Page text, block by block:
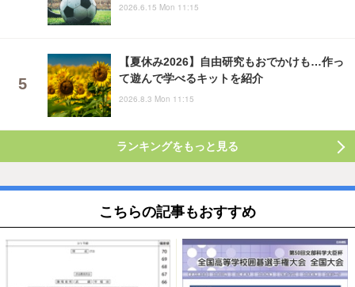
2026.6.15 Mon 11:15
【夏休み2026】自由研究もおでかけも…作っ
て遊んで学べるキットを紹介
2026.8.3 Mon 11:15
ランキングをもっと見る
こちらの記事もおすすめ